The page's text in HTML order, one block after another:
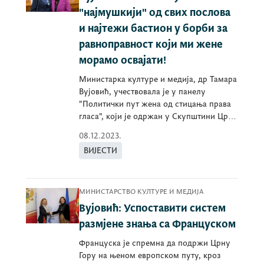
"најмушкији" од свих послова
и најтежи бастион у борби за
равноправност који ми жене
морамо освајати!
Министарка културе и медија, др Тамара
Вујовић, учествовала је у панелу
"Политички пут жена од стицања права
гласа", који је одржан у Скупштини Црне
08.12.2023.
ВИЈЕСТИ
МИНИСТАРСТВО КУЛТУРЕ И МЕДИЈА
Вујовић: Успоставити систем
размјене знања са Француском
Француска је спремна да подржи Црну
Гору на њеном европском путу, кроз